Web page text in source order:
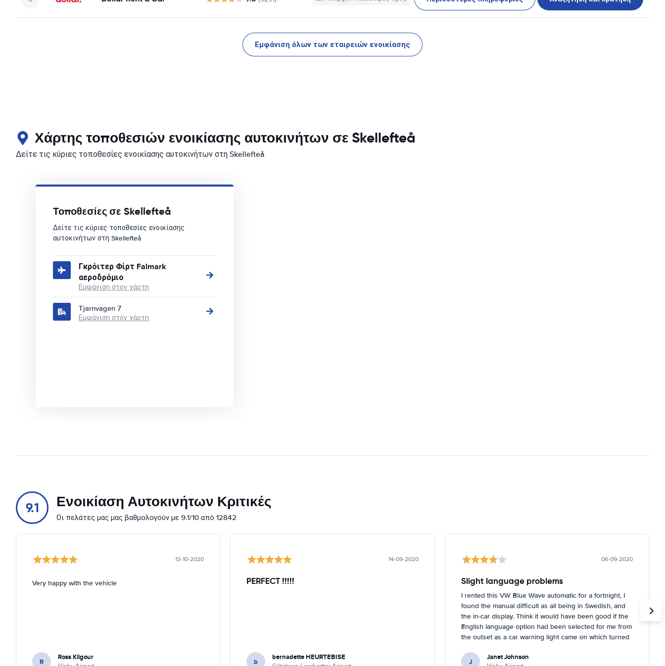
Εμφάνιση όλων των εταιρειών ενοικίασης
Χάρτης τοποθεσιών ενοικίασης αυτοκινήτων σε Skellefteå
Δείτε τις κύριες τοποθεσίες ενοικίασης αυτοκινήτων στη Skellefteå
Τοποθεσίες σε Skellefteå
Δείτε τις κύριες τοποθεσίες ενοικίασης
αυτοκινήτων στη Skellefteå
Γκρόιτερ Φίρτ Falmark
αεροδρόμιο
Εμφάνιση στον χάρτη
Tjarnvagen 7
Εμφάνιση στον χάρτη
9.1 Ενοικίαση Αυτοκινήτων Κριτικές
Οι πελάτες μας μας βαθμολογούν με 9.1/10 από 12842
13-10-2020
Very happy with the vehicle
R Ross Kilgour
14-09-2020
PERFECT !!!!!
b bernadette HEURTEBISE
06-09-2020
Slight language problems
I rented this VW Blue Wave automatic for a fortnight, I
found the manual difficult as all being in Swedish, and
the in-car display. Think it would have been good if the
English language option had been selected for me from
the outset as a car warning light came on which turned
helpful and came out to a garage near to where I was
J Janet Johnson